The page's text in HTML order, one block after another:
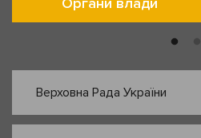
Органи влади
Верховна Рада України